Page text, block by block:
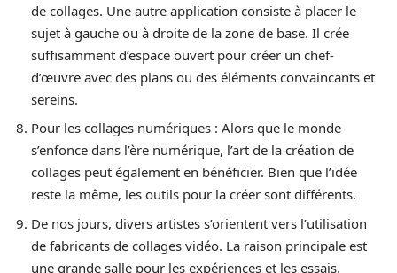
de collages. Une autre application consiste à placer le
sujet à gauche ou à droite de la zone de base. Il crée
suffisamment d’espace ouvert pour créer un chef-
d’œuvre avec des plans ou des éléments convaincants et
sereins.
Pour les collages numériques : Alors que le monde
s’enfonce dans l’ère numérique, l’art de la création de
collages peut également en bénéficier. Bien que l’idée
reste la même, les outils pour la créer sont différents.
De nos jours, divers artistes s’orientent vers l’utilisation
de fabricants de collages vidéo. La raison principale est
une grande salle pour les expériences et les essais.